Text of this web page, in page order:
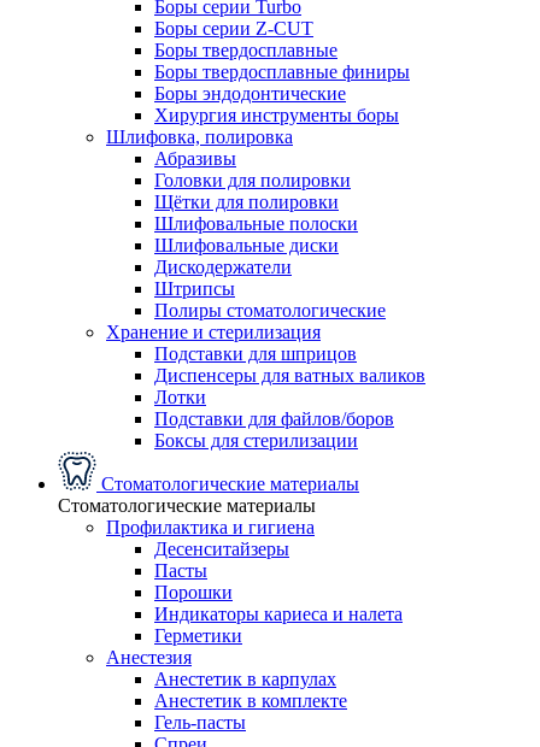
Боры серии Turbo
Боры серии Z-CUT
Боры твердосплавные
Боры твердосплавные финиры
Боры эндодонтические
Хирургия инструменты боры
Шлифовка, полировка
Абразивы
Головки для полировки
Щётки для полировки
Шлифовальные полоски
Шлифовальные диски
Дискодержатели
Штрипсы
Полиры стоматологические
Хранение и стерилизация
Подставки для шприцов
Диспенсеры для ватных валиков
Лотки
Подставки для файлов/боров
Боксы для стерилизации
Стоматологические материалы
Стоматологические материалы
Профилактика и гигиена
Десенситайзеры
Пасты
Порошки
Индикаторы кариеса и налета
Герметики
Анестезия
Анестетик в карпулах
Анестетик в комплекте
Гель-пасты